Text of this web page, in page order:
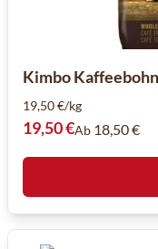
Kimbo
19,50 €/kg
19,50 €Ab 18,50 €